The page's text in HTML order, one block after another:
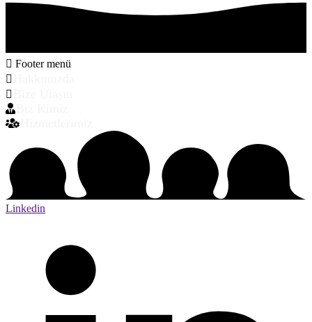
Footer menü
Linkedin